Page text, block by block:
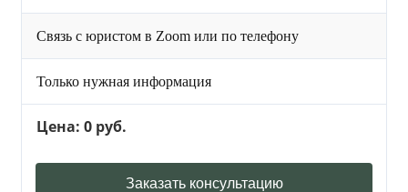
Связь с юристом в Zoom или по телефону
Только нужная информация
Цена: 0 руб.
Заказать консультацию